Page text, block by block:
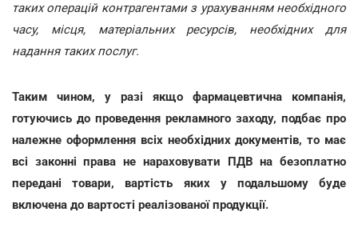
таких операцій контрагентами з урахуванням необхідного
часу, місця, матеріальних ресурсів, необхідних для
надання таких послуг.
Таким чином, у разі якщо фармацевтична компанія,
готуючись до проведення рекламного заходу, подбає про
належне оформлення всіх необхідних документів, то має
всі законні права не нараховувати ПДВ на безоплатно
передані товари, вартість яких у подальшому буде
включена до вартості реалізованої продукції.